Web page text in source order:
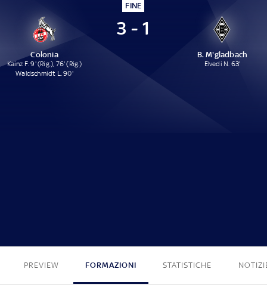
FINE
Colonia
Kainz F. 9' (Rig.), 76' (Rig.)
Waldschmidt L. 90'
3 - 1
B. M'gladbach
Elvedi N. 63'
PREVIEW FORMAZIONI STATISTICHE